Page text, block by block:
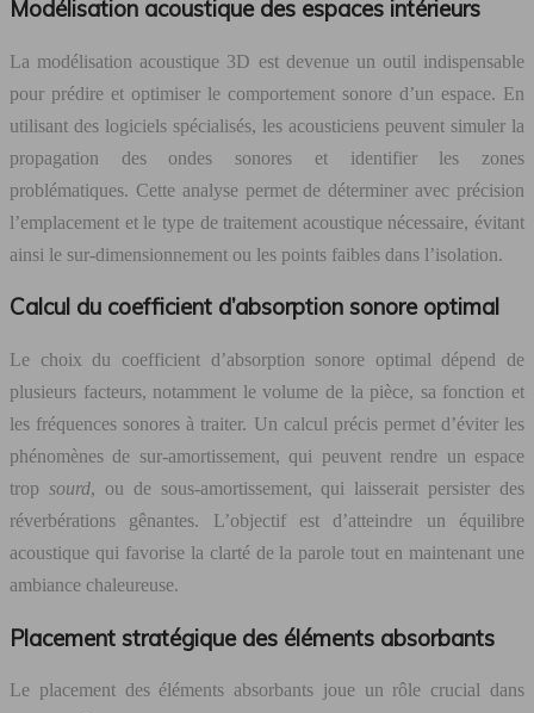
Modélisation acoustique des espaces intérieurs
La modélisation acoustique 3D est devenue un outil indispensable
pour prédire et optimiser le comportement sonore d’un espace. En
utilisant des logiciels spécialisés, les acousticiens peuvent simuler la
propagation des ondes sonores et identifier les zones
problématiques. Cette analyse permet de déterminer avec précision
l’emplacement et le type de traitement acoustique nécessaire, évitant
ainsi le sur-dimensionnement ou les points faibles dans l’isolation.
Calcul du coefficient d’absorption sonore optimal
Le choix du coefficient d’absorption sonore optimal dépend de
plusieurs facteurs, notamment le volume de la pièce, sa fonction et
les fréquences sonores à traiter. Un calcul précis permet d’éviter les
phénomènes de sur-amortissement, qui peuvent rendre un espace
trop sourd, ou de sous-amortissement, qui laisserait persister des
réverbérations gênantes. L’objectif est d’atteindre un équilibre
acoustique qui favorise la clarté de la parole tout en maintenant une
ambiance chaleureuse.
Placement stratégique des éléments absorbants
Le placement des éléments absorbants joue un rôle crucial dans